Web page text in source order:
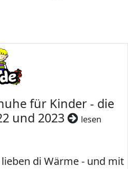
für Kinder - die
und 2023
lesen
di Wärme - und mit